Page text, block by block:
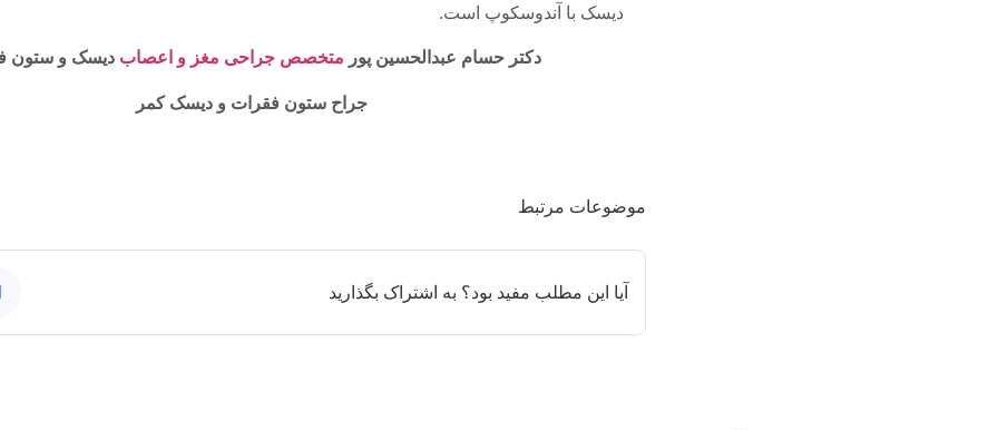
دیسک با آندوسکوپ است.
دکتر حسام عبدالحسین پور متخصص جراحی مغز و اعصاب دیسک و ستون
جراح ستون فقرات و دیسک کمر
موضوعات مرتبط
آیا این مطلب مفید بود؟ به اشتراک بگذارید